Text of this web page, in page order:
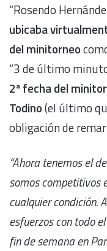
“Rosendo
ubicaba
del minitorneo
“3 de último
2ª fecha del
Todino(el último
obligación de
“Ahora tenemos el
somos competitivos
cualquier condición.
esfuerzos con todo
fin de semana en